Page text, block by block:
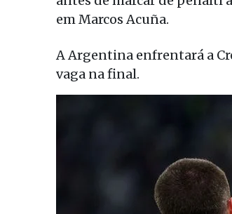
em Marcos Acuña.
A Argentina enfrentará a
vaga na final.